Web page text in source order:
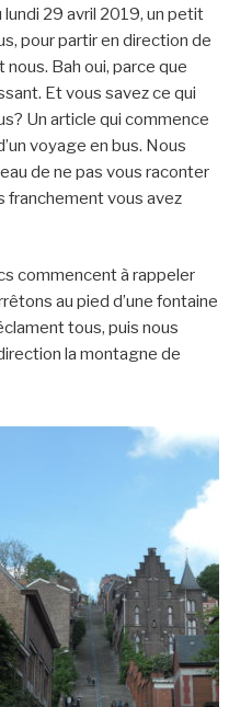
29 avril 2019, un petit
pour partir en direction de
Bah oui, parce que
Et vous savez ce qui
Un article qui commence
voyage en bus. Nous
de ne pas vous raconter
franchement vous avez
commencent à rappeler
au pied d’une fontaine
tous, puis nous
la montagne de